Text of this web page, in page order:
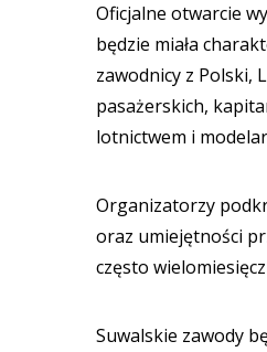
Oficjalne otwarcie
będzie miała
zawodnicy z Polski,
pasażerskich,
lotnictwem i
Organizatorzy
oraz umiejętności
często
Suwalskie zawody